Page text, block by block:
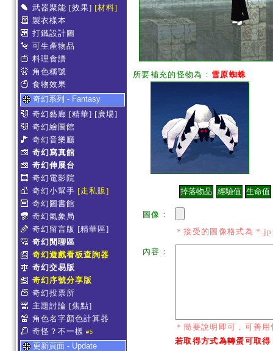
武器聚能 [效果] [材料]
製衣樣本
打鐵設計圖
可生產物品
料理食譜
角色稱號
食物效果
奇幻系列 - Fantasy
奇幻藝廊 [精華] [廣場]
奇幻繪圖館
奇幻音樂廳
奇幻寫真館
奇幻伸展台
奇幻電影院
奇幻小幫手 [走私販]
奇幻圖書館
奇幻氣象局
奇幻留言版 [精華區]
奇幻閒聊區
奇幻遊戲看板查詢器
奇幻交易版
奇幻序號分享版
奇幻投票所
主題討論 [焦點]
角色名字顏色計算器
奇怪？不一樣 #5
更新頁面 - Update
所要補充的怪物為： 雪原蜘蛛
圖像：
＊接受的圖像格式為
內容：
＊簡要說明即可，可善
若取得方式為轉蛋可取